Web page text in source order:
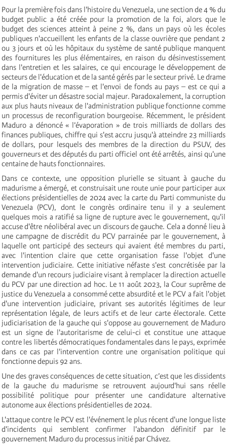
Pour la première fois dans l'histoire du Venezuela, une section de 4 % du
budget public a été créée pour la promotion de la foi, alors que le
budget des sciences atteint à peine 2 %, dans un pays où les écoles
publiques n'accueillent les enfants de la classe ouvrière que pendant 2
ou 3 jours et où les hôpitaux du système de santé publique manquent
des fournitures les plus élémentaires, en raison du désinvestissement
dans l'entretien et les salaires, ce qui encourage le développement de
secteurs de l'éducation et de la santé gérés par le secteur privé. Le drame
de la migration de masse – et l'envoi de fonds au pays – est ce qui a
permis d'éviter un désastre social majeur. Paradoxalement, la corruption
aux plus hauts niveaux de l'administration publique fonctionne comme
un processus de reconfiguration bourgeoise. Récemment, le président
Maduro a dénoncé « l’évaporation » de trois milliards de dollars des
finances publiques, chiffre qui s'est accru jusqu'à atteindre 23 milliards
de dollars, pour lesquels des membres de la direction du PSUV, des
gouverneurs et des députés du parti officiel ont été arrêtés, ainsi qu'une
centaine de hauts fonctionnaires.
Dans ce contexte, une opposition plurielle se situant à gauche du
madurisme a émergé, et construisait une route unie pour participer aux
élections présidentielles de 2024 avec la carte du Parti communiste du
Venezuela (PCV), dont le congrès ordinaire tenu il y a seulement
quelques mois a ratifié sa ligne de rupture avec le gouvernement, qu'il
accuse d'être néolibéral avec un discours de gauche. Cela a donné lieu à
une campagne de discrédit du PCV parrainée par le gouvernement, à
laquelle ont participé des secteurs qui avaient été membres du parti,
avec l'intention claire que cette organisation fasse l'objet d'une
intervention judiciaire. Cette initiative néfaste s'est concrétisée par la
demande d'un recours judiciaire visant à remplacer la direction actuelle
du PCV par une direction ad hoc. Le 11 août 2023, la Cour suprême de
justice du Venezuela a consommé cette absurdité et le PCV a fait l'objet
d'une intervention judiciaire, privant ses autorités légitimes de leur
représentation légale, de leurs actifs et de leur carte électorale. Cette
judiciarisation de la gauche qui s'oppose au gouvernement de Maduro
est un signe de l'autoritarisme de celui-ci et constitue une attaque
contre les libertés démocratiques fondamentales dans le pays, exprimée
dans ce cas par l'intervention contre une organisation politique qui
fonctionne depuis 92 ans.
Une des graves conséquences de cette situation, c’est que les dissidents
de la gauche du madurisme se retrouvent aujourd'hui sans réelle
possibilité politique pour présenter une candidature alternative
autonome aux élections présidentielles de 2024.
L'attaque contre le PCV est l'événement le plus récent d'une longue liste
d'incidents qui semblent confirmer l'abandon définitif par le
gouvernement Maduro du processus initié par Chávez.